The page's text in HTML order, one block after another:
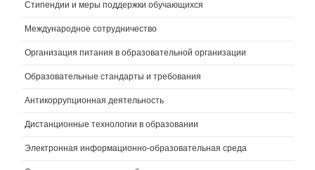
Стипендии и меры поддержки обучающихся
Международное сотрудничество
Организация питания в образовательной организации
Образовательные стандарты и требования
Антикоррупционная деятельность
Дистанционные технологии в образовании
Электронная информационно-образовательная среда